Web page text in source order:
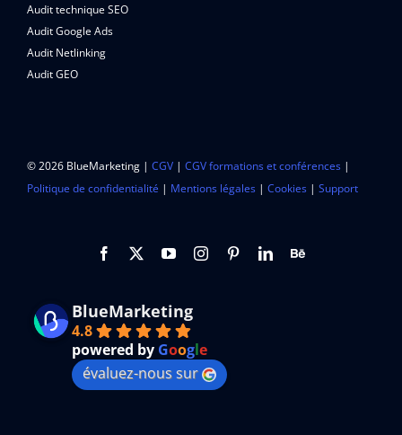
Audit technique SEO
Audit Google Ads
Audit Netlinking
Audit GEO
© 2026 BlueMarketing | CGV| CGV formations et conférences|
Politique de confidentialité | Mentions légales| Cookies| Support
BlueMarketing
4.8
powered by Google
évaluez-nous sur